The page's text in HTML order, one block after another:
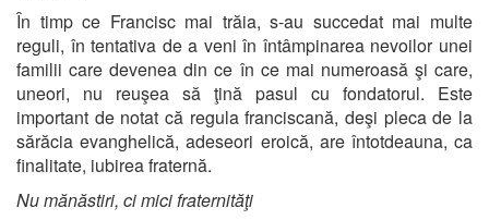
În timp ce Francisc mai trăia, s-au succedat mai multe
reguli, în tentativa de a veni în întâmpinarea nevoilor unei
familii care devenea din ce în ce mai numeroasă şi care,
uneori, nu reuşea să ţină pasul cu fondatorul. Este
important de notat că regula franciscană, deşi pleca de la
sărăcia evanghelică, adeseori eroică, are întotdeauna, ca
finalitate, iubirea fraternă.
Nu mănăstiri, ci mici fraternităţi